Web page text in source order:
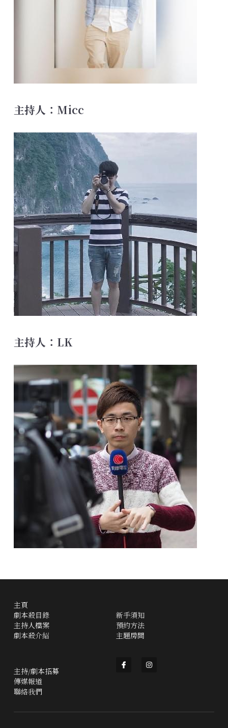
主持人：Micc
主持人：LK
主頁
劇本殺目錄
主持人檔案
劇本殺介紹
新手須知
預約方法
主題房間
主持/劇本招募
傳媒報道
聯絡我們